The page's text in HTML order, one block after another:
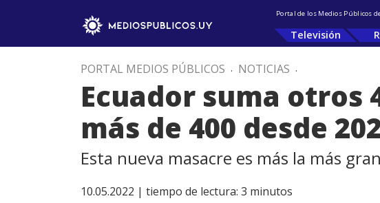
Portal de los Medios Públicos
Televisión
PORTAL MEDIOS PÚBLICOS . NOTICIAS .
Ecuador suma otros
más de 400 desde
Esta nueva masacre es más la más
10.05.2022 | tiempo de lectura: 3 minutos